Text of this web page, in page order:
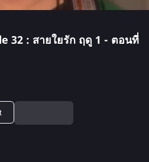
32 : สายใยรัก ฤดู 1 - ตอนที่